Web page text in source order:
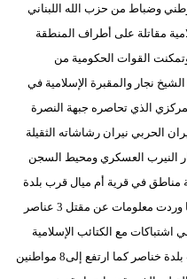
وضباط من حزب الله اللبناني
مقاتلة على أطراف المنطقة
القوات الحكومية من
نجار والمقبرة الإسلامية في
الذي تحاصره جبهة النصرة
الحربي نيران رشاشاته الثقيلة
النيرب العسكري ومحيط السجن
في قرية أم ميال قرب بلدة
خناصر في ريف حلب الجنوبي الشرقي كما وردت معلومات عن مقتل 3 عناصر
اشتباكات مع الكتائب الإسلامية
المقاتلة في محيط حاجز قرية الحمام قرب بلدة خناصر كما ارتفع إلى8 مواطنين